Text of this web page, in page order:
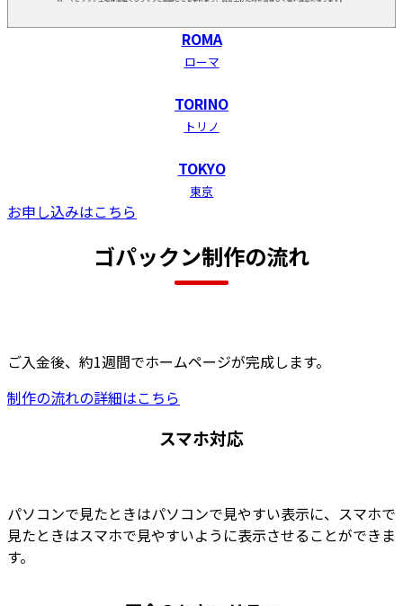
ROMA
ローマ
TORINO
トリノ
TOKYO
東京
お申し込みはこちら
ゴパックン制作の流れ
ご入金後、約1週間でホームページが完成します。
制作の流れの詳細はこちら
スマホ対応
パソコンで見たときはパソコンで見やすい表示に、スマホで
見たときはスマホで見やすいように表示させることができま
す。